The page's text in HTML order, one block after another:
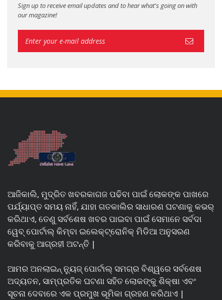
Sign up to receive email updates and to hear what's going on with
our magazine!
ଆଜିକାଲି, ମୁଦ୍ରିତ ଖବରକାଗଜ ପଢିବା ପାଇଁ ଲୋକଙ୍କ ପାଖରେ
ପର୍ଯ୍ୟାପ୍ତ ସମୟ ନାହିଁ, ଯାହା ଗତକାଲିର ସାଧାରଣ ଘଟଣାକୁ କଭର୍
କରିଥାଏ, ତେଣୁ ସର୍ବଶେଷ ଖବର ପାଇବା ପାଇଁ ସେମାନେ ସର୍ବଦା
ୱେବ୍ ପୋର୍ଟାଲ୍ କିମ୍ବା ଇଲେକ୍ଟ୍ରୋନିକ୍ ମିଡିଆ ଅନୁସରଣ
କରିବାକୁ ଆଗ୍ରହୀ ଅଟନ୍ତି |
ଆମର ଅନଲାଇନ୍ ନ୍ୟୁଜ୍ ପୋର୍ଟାଲ୍ ସମଗ୍ର ବିଶ୍ୱରେ ସର୍ବଶେଷ
ଅଦ୍ୟତନ, ସାମ୍ପ୍ରତିକ ଘଟଣା ସହିତ ଲୋକଙ୍କୁ ଶିକ୍ଷା ଏବଂ
ସୂଚନା ଦେବାରେ ଏକ ପ୍ରମୁଖ ଭୂମିକା ଗ୍ରହଣ କରିଥାଏ |